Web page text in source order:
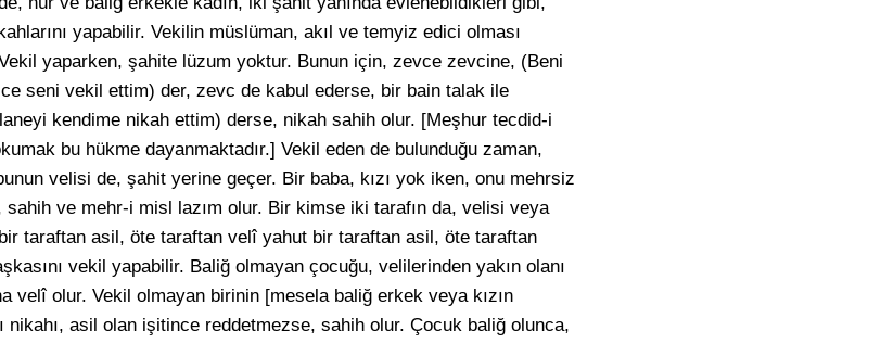
yapabilir. Vekilin müslüman, akıl ve temyiz edici olması
yaparken, şahite lüzum yoktur. Bunun için, zevce zevcine, (Beni
seni vekil ettim) der, zevc de kabul ederse, bir bain talak ile
kendime nikah ettim) derse, nikah sahih olur. [Meşhur tecdid-i
bu hükme dayanmaktadır.] Vekil eden de bulunduğu zaman,
velisi de, şahit yerine geçer. Bir baba, kızı yok iken, onu mehrsiz
ve mehr-i misl lazım olur. Bir kimse iki tarafın da, velisi veya
taraftan asil, öte taraftan velî yahut bir taraftan asil, öte taraftan
vekil yapabilir. Baliğ olmayan çocuğu, velilerinden yakın olanı
velî olur. Vekil olmayan birinin [mesela baliğ erkek veya kızın
nikahı, asil olan işitince reddetmezse, sahih olur. Çocuk baliğ olunca,